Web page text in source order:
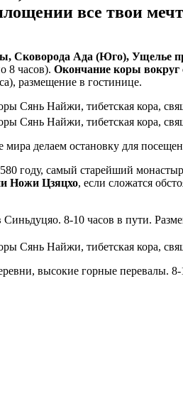
все твои
Сковорода Ада (Юго), Ущелье
8 часов). Окончание коры
размещение в гостинице.
мира делаем остановку для
году, самый старейший
Ножи Цзяцхо, если сложатся
8-10 часов в пути.
высокие горные перевалы.